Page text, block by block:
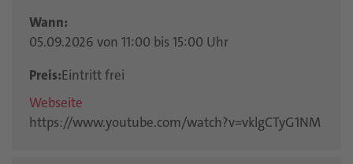
Wann:
05.09.2026 von 11:00 bis 15:00 Uhr
Preis:Eintritt frei
Webseite
https://www.youtube.com/watch?v=vklgCTyG1NM